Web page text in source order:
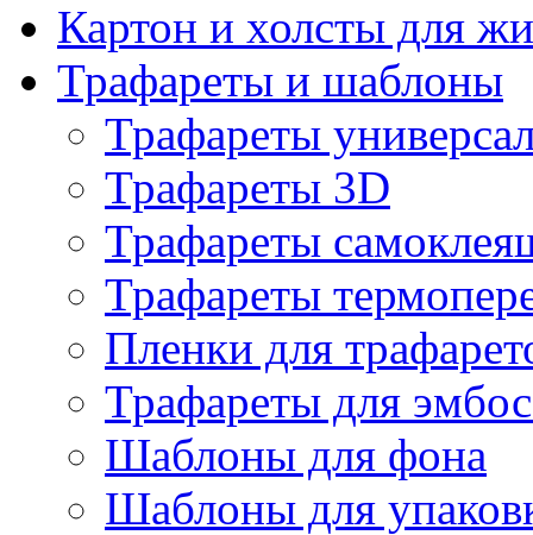
Картон и холсты для
Трафареты и шаблоны
Трафареты
Трафареты 3D
Трафареты
Трафареты
Пленки для
Трафареты для
Шаблоны для фона
Шаблоны для